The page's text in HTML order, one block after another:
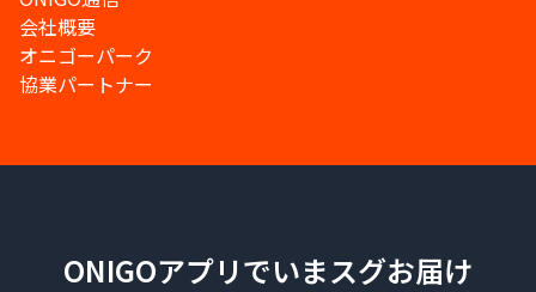
会社概要
オニゴーパーク
協業パートナー
ONIGOアプリでいまスグお届け